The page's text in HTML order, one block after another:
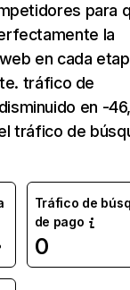
para
la
en cada
tráfico de
en -
tráfico de
Tráfico de
de pago
0